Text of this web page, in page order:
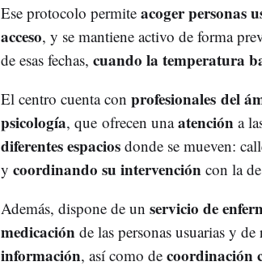
Ese protocolo permite acoger personas
acceso, y se mantiene activo de forma
de esas fechas, cuando la temperatura
El centro cuenta con profesionales del
psicología, que ofrecen unaatención a
diferentes espaciosdonde se mueven:
y coordinando su intervención con la
Además, dispone de un servicio de
medicación de las personas usuarias y de
información, así como de coordinación